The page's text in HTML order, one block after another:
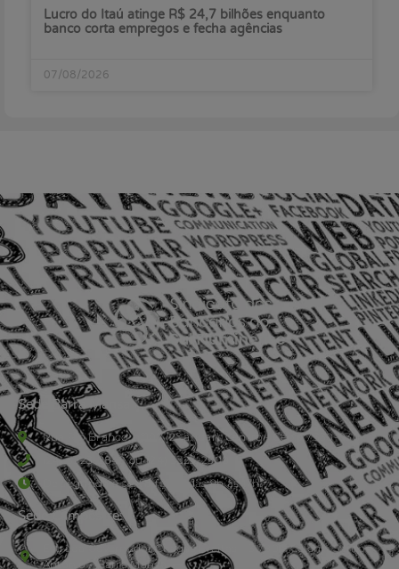
Lucro do Itaú atinge R$ 24,7 bilhões enquanto
banco corta empregos e fecha agências
07/08/2026
Sede Barra Mansa
Rua Rio Branco, nº107 (2º andar), Centro - Cep: 27.330-030
(24) 3323-2848 ou (24) 3323-2500
De segunda à sexta-feira , das 9h às 17h.
Sede Campestre:
Estrada Governador Chagas Freitas – 3.780 – Colônia Santo
Antônio – Barra Mansa